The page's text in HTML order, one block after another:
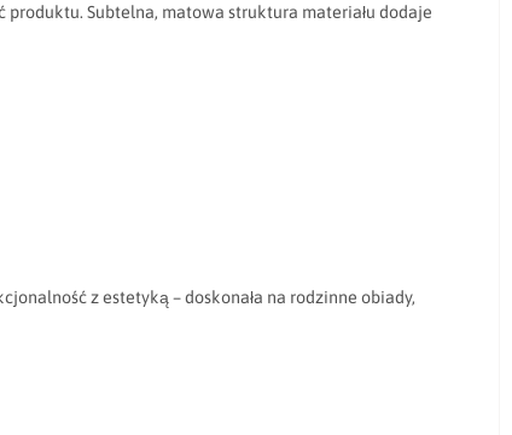
produktu. Subtelna, matowa struktura materiału dodaje
z estetyką – doskonała na rodzinne obiady,